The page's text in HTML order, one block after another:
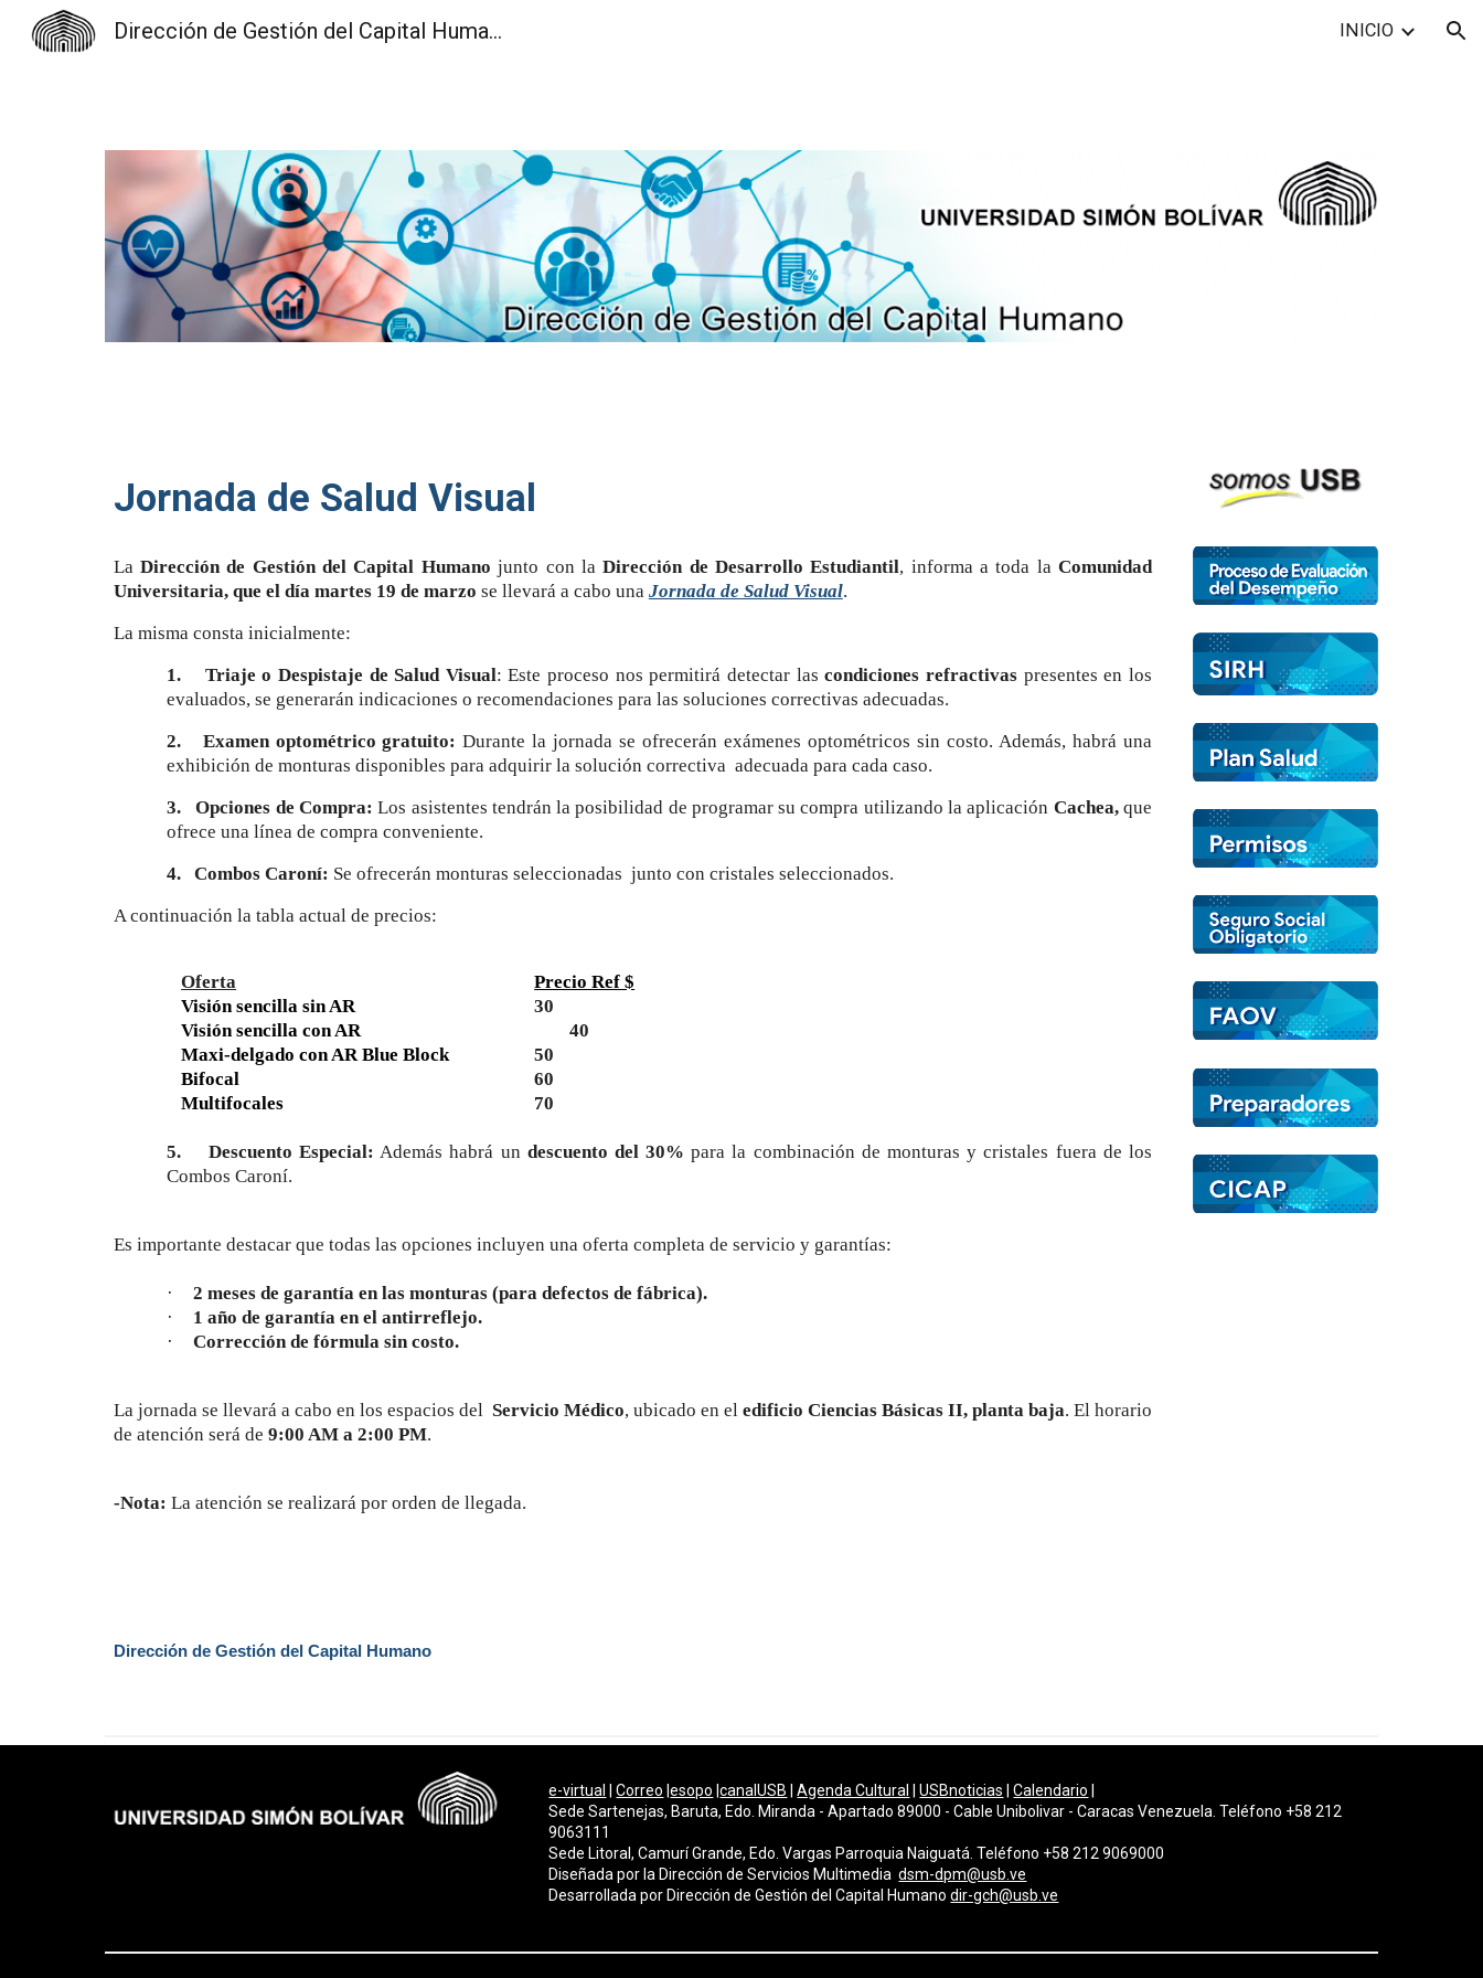
Skip to main content
Dirección de Gestión del Capital Humano INICIO
Jornada de Salud Visual
LaDirección de Gestión del Capital Humano junto con laDirección de Desarrollo Estudiantil, informa a toda la Comunidad
Universitaria, que el día martes 19 de marzo se llevará a cabo una Jornada de Salud Visual.
La misma consta inicialmente:
1.
Triaje o Despistaje de Salud Visual: Este proceso nos permitirá detectar lascondiciones refractivaspresentes en los
evaluados, se generarán indicaciones o recomendaciones para las soluciones correctivas adecuadas.
2.
Examen optométrico gratuito: Durante la jornada se ofrecerán exámenes optométricos sin costo. Además, habrá una
exhibición de monturas disponibles para adquirir la solución correctiva adecuada para cada caso.
3.
Opciones de Compra: Los asistentes tendrán la posibilidad de programar su compra utilizando la aplicación Cachea,que
ofrece una línea de compra conveniente.
4.
Combos Caroní: Se ofrecerán monturas seleccionadas junto con cristales seleccionados.
A continuación la tabla actual de precios:
Oferta
Precio Ref $
Visión sencilla sin AR
30
Visión sencilla con AR
40
Maxi-delgado con AR Blue Block
50
Bifocal
60
Multifocales
70
5. Descuento Especial: Además habrá un descuento del 30% para la combinación de monturas y cristales fuera de los
Combos Caroní.
Es importante destacar que todas las opciones incluyen una oferta completa de servicio y garantías:
·
2 meses de garantía en las monturas (para defectos de fábrica).
·
1 año de garantía en el antirreflejo.
·
Corrección de fórmula sin costo.
La jornada se llevará a cabo en los espacios del Servicio Médico, ubicado en el edificio Ciencias Básicas II, planta baja. El horario
de atención será de 9:00 AM a 2:00 PM.
-Nota: La atención se realizará por orden de llegada.
Dirección de Gestión del Capital Humano
e-virtual |Correo |esopo |canalUSB |Agenda Cultural |USBnoticias |Calendario
Sede Sartenejas, Baruta, Edo. Miranda - Apartado 89000 - Cable Unibolivar - Caracas Venezuela. Teléfono +58 212
9063111
Sede Litoral, Camurí Grande, Edo. Vargas Parroquia Naiguatá. Teléfono +58 212 9069000
Diseñada por la Dirección de Servicios Multimediadsm-dpm@usb.ve
Desarrollada por Dirección de Gestión del Capital Humano dir-gch@usb.ve